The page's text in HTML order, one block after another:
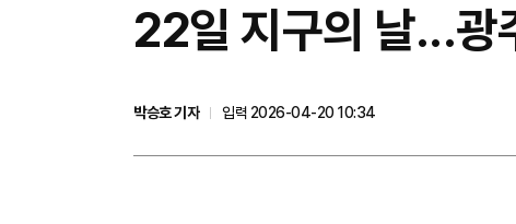
22일 지구의 날...광
박승호 기자
입력 2026-04-20 10:34